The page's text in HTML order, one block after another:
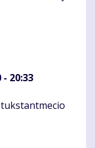
- 20:33